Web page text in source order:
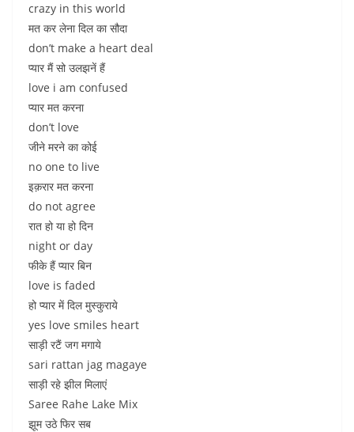
crazy in this world
मत कर लेना दिल का सौदा
don’t make a heart deal
प्यार मैं सो उलझनें हैं
love i am confused
प्यार मत करना
don’t love
जीने मरने का कोई
no one to live
इक़रार मत करना
do not agree
रात हो या हो दिन
night or day
फीके हैं प्यार बिन
love is faded
हो प्यार में दिल मुस्कुराये
yes love smiles heart
साड़ी रटैं जग मगाये
sari rattan jag magaye
साड़ी रहे झील मिलाएं
Saree Rahe Lake Mix
झूम उठे फिर सब